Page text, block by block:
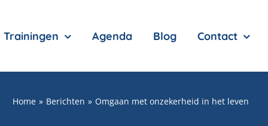
Trainingen Agenda Blog Contact
Home Berichten Omgaan met onzekerheid in het leven